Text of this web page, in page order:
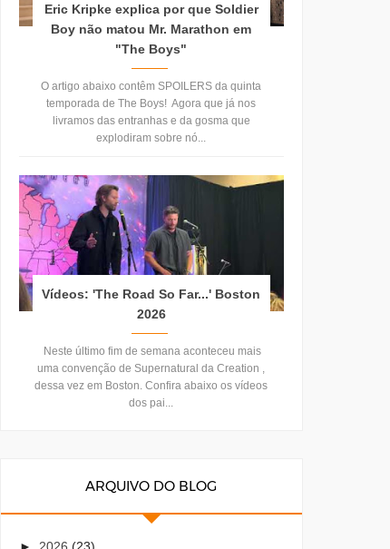
Eric Kripke explica por que Soldier
Boy não matou Mr. Marathon em
"The Boys"
O artigo abaixo contêm SPOILERS da quinta
temporada de The Boys! Agora que já nos
livramos das entranhas e da gosma que
explodiram sobre nó...
Vídeos: 'The Road So Far...' Boston
2026
Neste último fim de semana aconteceu mais
uma convenção de Supernatural da Creation ,
dessa vez em Boston. Confira abaixo os vídeos
dos pai...
ARQUIVO DO BLOG
► 2026 (23)